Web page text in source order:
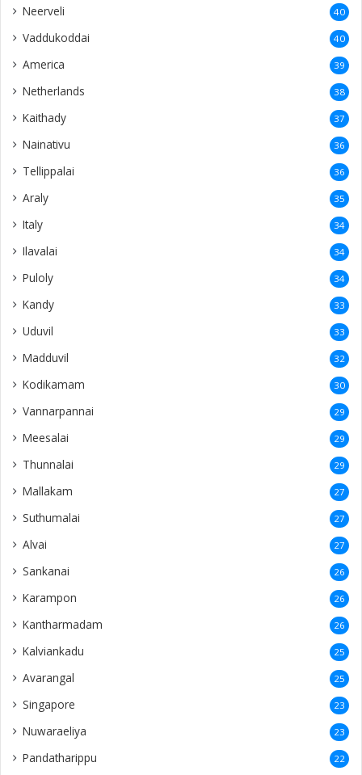
Neerveli 40
Vaddukoddai 40
America 39
Netherlands 38
Kaithady 37
Nainativu 36
Tellippalai 36
Araly 35
Italy 34
Ilavalai 34
Puloly 34
Kandy 33
Uduvil 33
Madduvil 32
Kodikamam 30
Vannarpannai 29
Meesalai 29
Thunnalai 29
Mallakam 27
Suthumalai 27
Alvai 27
Sankanai 26
Karampon 26
Kantharmadam 26
Kalviankadu 25
Avarangal 25
Singapore 23
Nuwaraeliya 23
Pandatharippu 22